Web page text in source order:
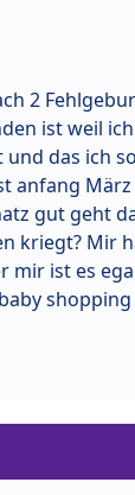
2
ist weil
das ich
anfang
gut geht
kriegt? Mir
mir ist es